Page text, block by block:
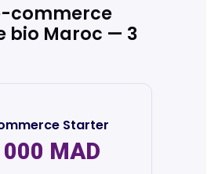
commerce
bio Maroc — 3
Starter
MAD